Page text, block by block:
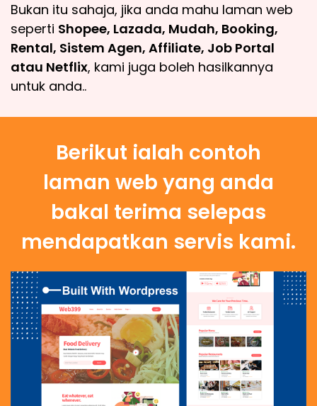
Bukan itu sahaja, jika anda mahu laman web
seperti Shopee, Lazada, Mudah, Booking,
Rental, Sistem Agen, Affiliate, Job Portal
atau Netflix, kami juga boleh hasilkannya
untuk anda..
Berikut ialah contoh
laman web yang anda
bakal terima selepas
mendapatkan servis kami.